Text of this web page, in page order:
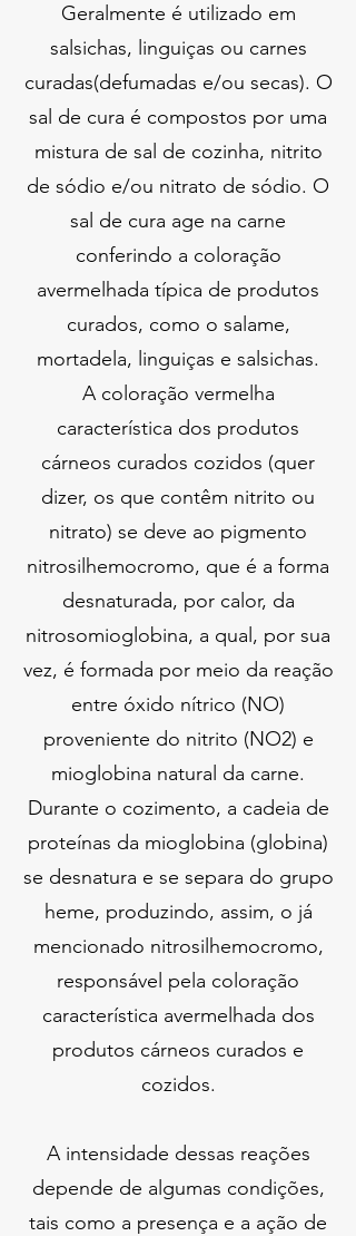
Geralmente é utilizado em
salsichas, linguiças ou carnes
curadas(defumadas e/ou secas). O
sal de cura é compostos por uma
mistura de sal de cozinha, nitrito
de sódio e/ou nitrato de sódio. O
sal de cura age na carne
conferindo a coloração
avermelhada típica de produtos
curados, como o salame,
mortadela, linguiças e salsichas.
A coloração vermelha
característica dos produtos
cárneos curados cozidos (quer
dizer, os que contêm nitrito ou
nitrato) se deve ao pigmento
nitrosilhemocromo, que é a forma
desnaturada, por calor, da
nitrosomioglobina, a qual, por sua
vez, é formada por meio da reação
entre óxido nítrico (NO)
proveniente do nitrito (NO2) e
mioglobina natural da carne.
Durante o cozimento, a cadeia de
proteínas da mioglobina (globina)
se desnatura e se separa do grupo
heme, produzindo, assim, o já
mencionado nitrosilhemocromo,
responsável pela coloração
característica avermelhada dos
produtos cárneos curados e
cozidos.
A intensidade dessas reações
depende de algumas condições,
tais como a presença e a ação de